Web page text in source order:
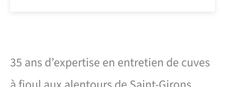
35 ans d’expertise en entretien de cuves